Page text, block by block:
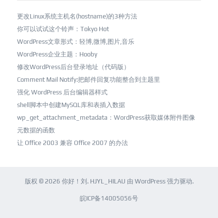
更改Linux系统主机名(hostname)的3种方法
你可以试试这个铃声：Tokyo Hot
WordPress文章形式：轻博,微博,图片,音乐
WordPress企业主题：Hooby
修改WordPress后台登录地址（代码版）
Comment Mail Notify:把邮件回复功能整合到主题里
强化 WordPress 后台编辑器样式
shell脚本中创建MySQL库和表插入数据
wp_get_attachment_metadata：WordPress获取媒体附件图像
元数据的函数
让 Office 2003 兼容 Office 2007 的办法
版权 © 2026 你好！刘 . HJYL_HILAU 由 WordPress强力驱动.
皖ICP备14005056号